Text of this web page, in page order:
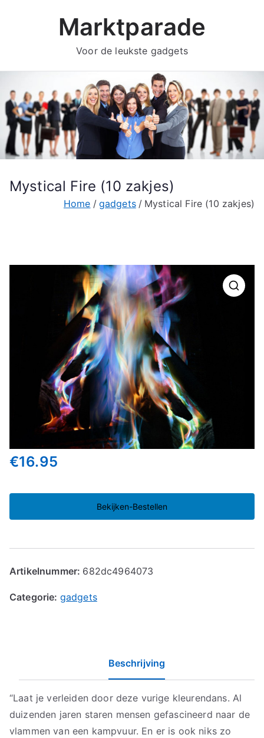
Marktparade
Voor de leukste gadgets
Mystical Fire (10 zakjes)
Home gadgets Mystical Fire (10 zakjes)
€16.95
Bekijken-Bestellen
Artikelnummer: 682dc4964073
Categorie: gadgets
Beschrijving
“Laat je verleiden door deze vurige kleurendans. Al
duizenden jaren staren mensen gefascineerd naar de
vlammen van een kampvuur. En er is ook niks zo